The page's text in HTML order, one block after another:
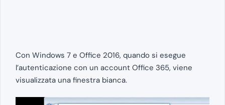
Con Windows 7 e Office 2016, quando si esegue
l’autenticazione con un account Office 365, viene
visualizzata una finestra bianca.